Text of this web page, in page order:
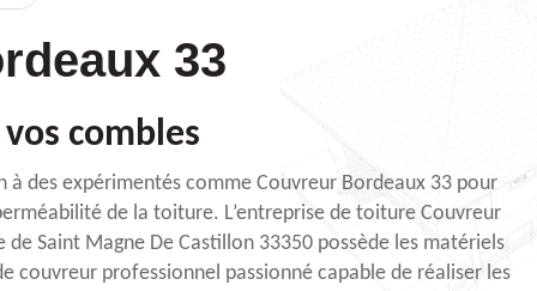
33
combles
des expérimentés comme Couvreur Bordeaux 33 pour
de la toiture. L’entreprise de toiture Couvreur
Saint Magne De Castillon 33350 possède les matériels
couvreur professionnel passionné capable de réaliser les